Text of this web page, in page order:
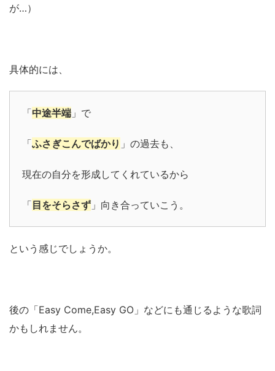
が…）
具体的には、
「中途半端 」で
「ふさぎこんでばかり 」の過去も、
現在の自分を形成してくれているから
「目をそらさず 」向き合っていこう。
という感じでしょうか。
後の「Easy Come,Easy GO」などにも通じるような歌詞
かもしれません。